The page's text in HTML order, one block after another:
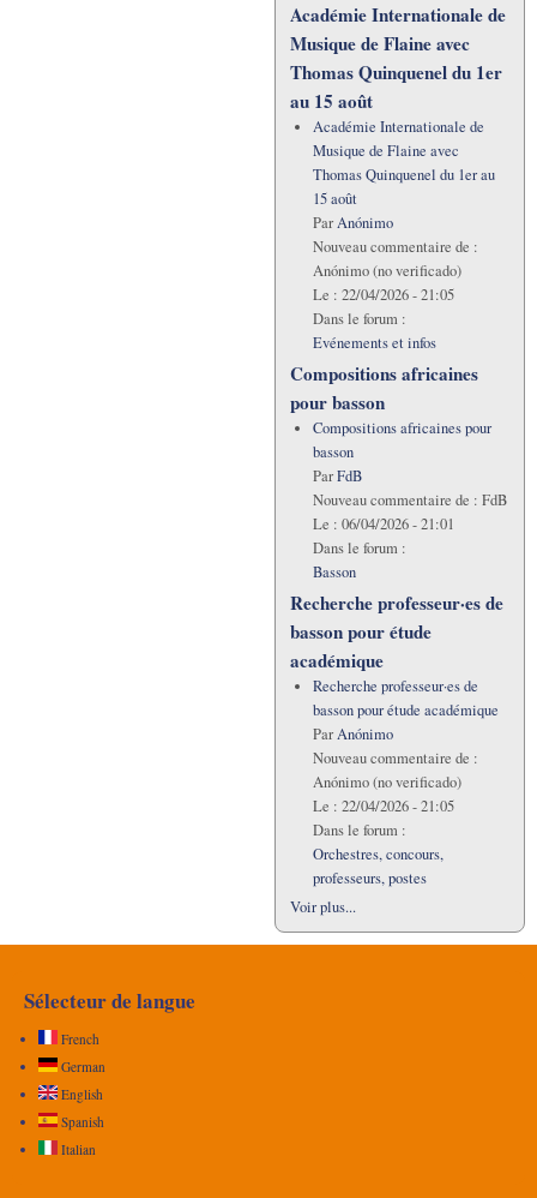
Académie Internationale de
Musique de Flaine avec
Thomas Quinquenel du 1er
au 15 août
Académie Internationale de
Musique de Flaine avec
Thomas Quinquenel du 1er au
15 août
ParAnónimo
Nouveau commentaire de :
Anónimo (no verificado)
Le : 22/04/2026 - 21:05
Dans le forum :
Evénements et infos
Compositions africaines
pour basson
Compositions africaines pour
basson
ParFdB
Nouveau commentaire de : FdB
Le : 06/04/2026 - 21:01
Dans le forum :
Basson
Recherche professeur·es de
basson pour étude
académique
Recherche professeur·es de
basson pour étude académique
ParAnónimo
Nouveau commentaire de :
Anónimo (no verificado)
Le : 22/04/2026 - 21:05
Dans le forum :
Orchestres, concours,
professeurs, postes
Voir plus...
Sélecteur de langue
French
German
English
Spanish
Italian